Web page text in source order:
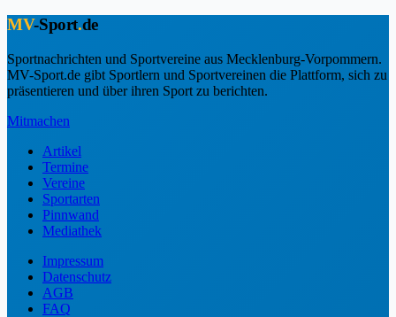
MV-Sport.de
Sportnachrichten und Sportvereine aus Mecklenburg-Vorpommern.
MV-Sport.de gibt Sportlern und Sportvereinen die Plattform, sich zu
präsentieren und über ihren Sport zu berichten.
Mitmachen
Artikel
Termine
Vereine
Sportarten
Pinnwand
Mediathek
Impressum
Datenschutz
AGB
FAQ